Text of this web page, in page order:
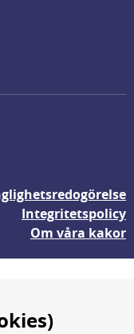
Integritetspolicy
Om våra kakor